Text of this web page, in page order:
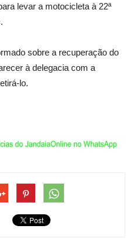
levar a motocicleta à 22ª
sobre a recuperação do
à delegacia com a
lo.